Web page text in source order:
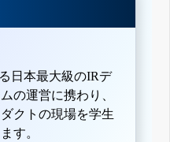
日本最大級のIRデ
の運営に携わり、
クトの現場を学生
す。